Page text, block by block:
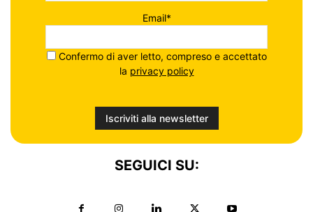
Email*
Confermo di aver letto, compreso e accettato
la privacy policy
SEGUICI SU: